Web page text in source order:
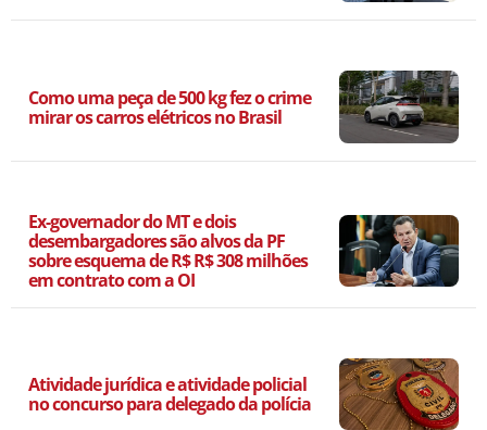
Como uma peça de 500 kg fez o crime
mirar os carros elétricos no Brasil
Ex-governador do MT e dois
desembargadores são alvos da PF
sobre esquema de R$ R$ 308 milhões
em contrato com a OI
Atividade jurídica e atividade policial
no concurso para delegado da polícia